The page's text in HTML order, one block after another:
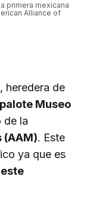
primera mexicana
Alliance of
, heredera de
Museo
de la
(AAM). Este
ya que es